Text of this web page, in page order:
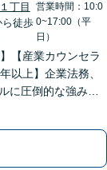
丁目
ら徒歩
営業時間：10:0
0~17:00（平
日）
【産業カウンセラ
以上】企業法務、
に圧倒的な強みあ
多数、分かりやす